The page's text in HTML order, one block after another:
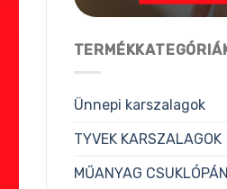
Ünnepi karszalagok
TYVEK KARSZALAGOK
MŰANYAG